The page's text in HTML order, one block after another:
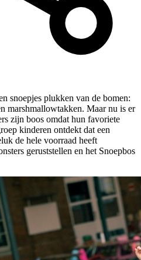
snoepjes plukken van de bomen:
marshmallowtakken. Maar nu is er
zijn boos omdat hun favoriete
kinderen ontdekt dat een
de hele voorraad heeft
geruststellen en het Snoepbos